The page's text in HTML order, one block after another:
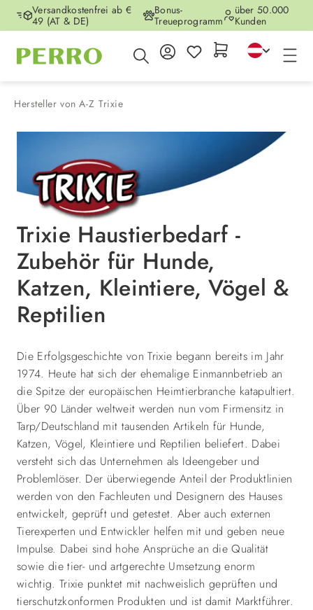
Zum Hauptinhalt springen
Versandkostenfrei ab €
49 (AT & DE)
Bonus-
Treueprogramm
über 50.000
Kunden
Hersteller von A-Z Trixie
Trixie Haustierbedarf -
Zubehör für Hunde,
Katzen, Kleintiere, Vögel &
Reptilien
Die Erfolgsgeschichte von Trixie begann bereits im Jahr
1974. Heute hat sich der ehemalige Einmannbetrieb an
die Spitze der europäischen Heimtierbranche katapultiert.
Über 90 Länder weltweit werden nun vom Firmensitz in
Tarp/Deutschland mit tausenden Artikeln für Hunde,
Katzen, Vögel, Kleintiere und Reptilien beliefert. Dabei
versteht sich das Unternehmen als Ideengeber und
Problemlöser. Der überwiegende Anteil der Produktlinien
werden von den Fachleuten und Designern des Hauses
entwickelt, geprüft und getestet. Aber auch externen
Tierexperten und Entwickler helfen mit und geben neue
Impulse. Dabei sind hohe Ansprüche an die Qualität
sowie die tier- und artgerechte Umsetzung enorm
wichtig. Trixie punktet mit nachweislich geprüften und
tierschutzkonformen Produkten und ist damit Marktführer.